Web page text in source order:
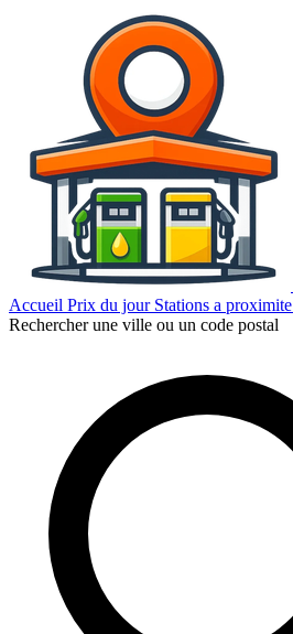
Accueil Prix du jour Stations a proximite
Rechercher une ville ou un code postal